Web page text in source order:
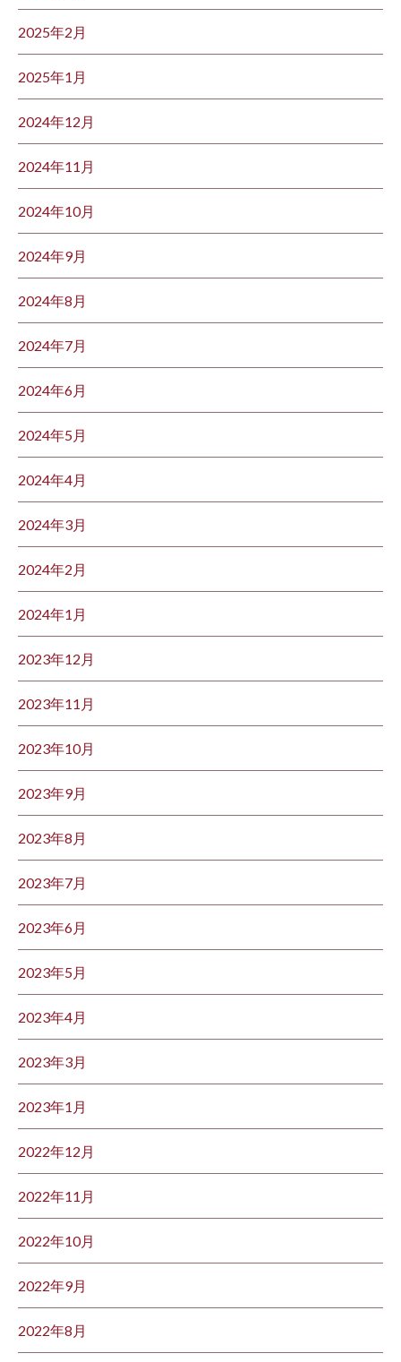
2025年2月
2025年1月
2024年12月
2024年11月
2024年10月
2024年9月
2024年8月
2024年7月
2024年6月
2024年5月
2024年4月
2024年3月
2024年2月
2024年1月
2023年12月
2023年11月
2023年10月
2023年9月
2023年8月
2023年7月
2023年6月
2023年5月
2023年4月
2023年3月
2023年1月
2022年12月
2022年11月
2022年10月
2022年9月
2022年8月